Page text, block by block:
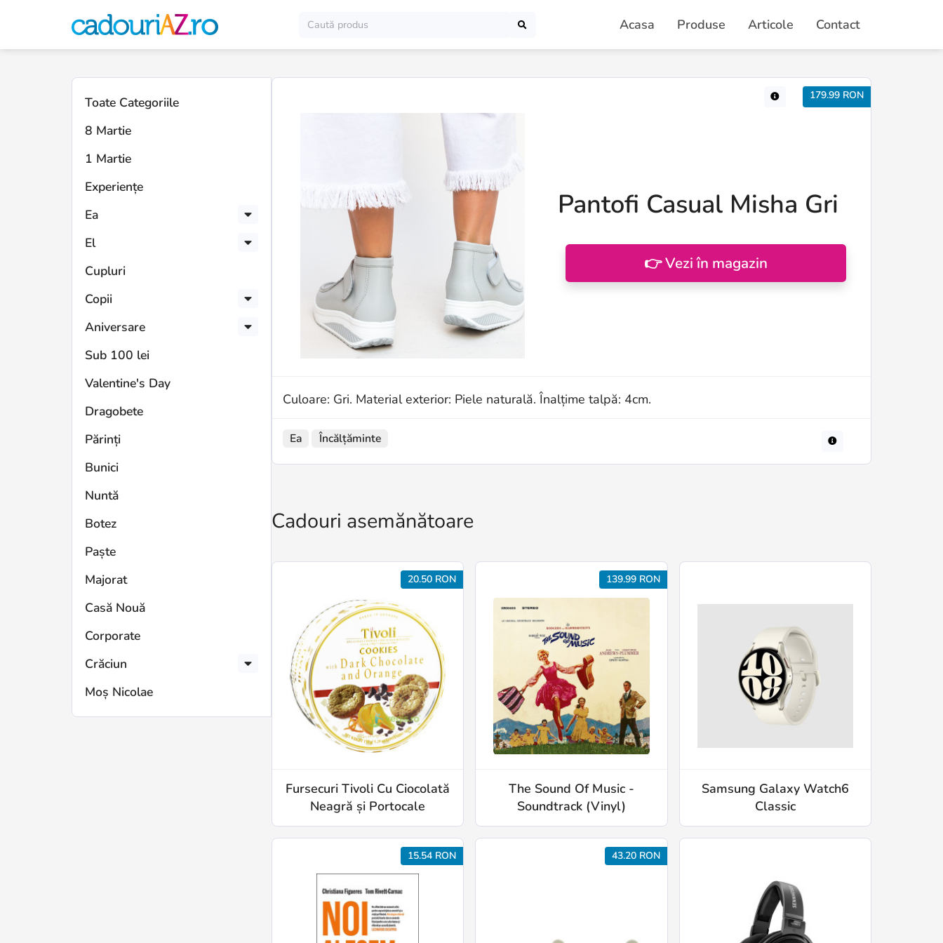
Acasa Produse Articole Contact
Toate Categoriile
8 Martie
1 Martie
Experiențe
Ea
El
Cupluri
Copii
Aniversare
Sub 100 lei
Valentine's Day
Dragobete
Părinți
Bunici
Nuntă
Botez
Paște
Majorat
Casă Nouă
Corporate
Crăciun
Moș Nicolae
179.99 RON
Pantofi Casual Misha Gri
👉 Vezi în magazin
Culoare: Gri. Material exterior: Piele naturală. Înalțime talpă: 4cm.
Ea Încălțăminte
Cadouri asemănătoare
20.50 RON
Fursecuri Tivoli Cu Ciocolată
Neagră și Portocale
139.99 RON
The Sound Of Music -
Soundtrack (Vinyl)
Samsung Galaxy Watch6
Classic
15.54 RON 43.20 RON